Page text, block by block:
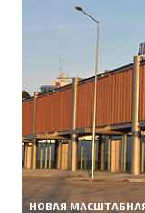
НОВАЯ